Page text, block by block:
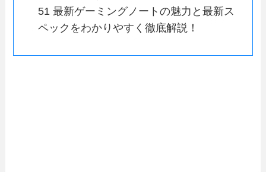
51 最新ゲーミングノートの魅力と最新ス
ペックをわかりやすく徹底解説！